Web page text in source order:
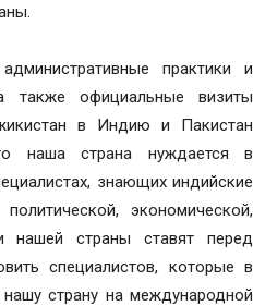
практики и
также официальные визиты
в Индию и Пакистан
наша страна нуждается в
знающих индийские
экономической,
нашей страны ставят перед
специалистов, которые в
страну на международной